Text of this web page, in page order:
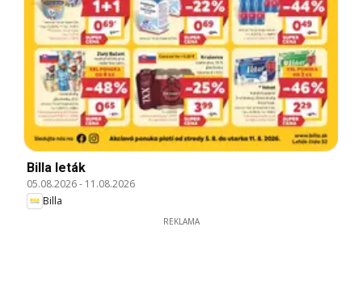
Billa leták
05.08.2026- 11.08.2026
Billa
REKLAMA